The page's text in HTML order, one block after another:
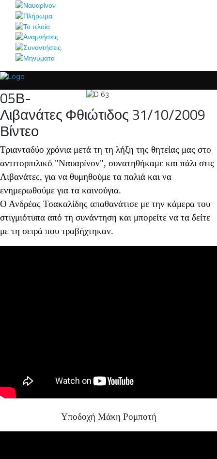
05Β-
Λιβανάτες Φθιώτιδος 31/10/2009
Βίντεο
Τριανταδύο χρόνια μετά τη τη λήξη της θητείας μας στο
αντιτορπιλικό "Ναυαρίνον", συνατηθήκαμε και πάλι στις
Λιβανάτες, για να θυμηθούμε τα παλιά και να
ενημερωθούμε για τα καινούγια.
Ο Ανδρέας Τσακαλίδης απαθανάτισε με την κάμερα του
στιγμιότυπα από τη συνάντηση και μπορείτε να τα δείτε
με τη σειρά που τραβήχτηκαν.
Υποδοχή Μάκη Ρομποτή